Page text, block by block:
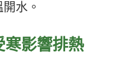
水。
寒影響排熱